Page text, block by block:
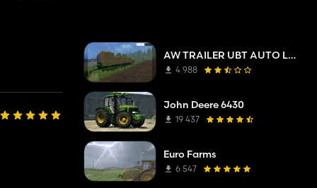
AW TRAILER UBT AUTO LOADING
4 988
John Deere 6430
19 437
Euro Farms
6 547